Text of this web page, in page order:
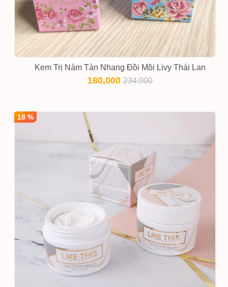
Kem Trị Nám Tàn Nhang Đồi Mồi Livy Thái Lan
180,000234,000
18 %